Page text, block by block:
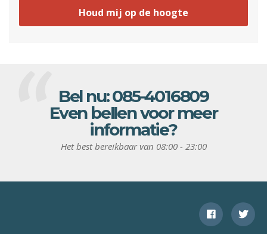
Houd mij op de hoogte
Bel nu:085-4016809
Even bellen voor meer
informatie?
Het best bereikbaar van 08:00 - 23:00